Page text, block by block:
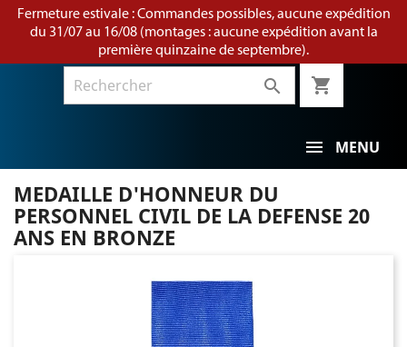
Fermeture estivale : Commandes possibles, aucune expédition
du 31/07 au 16/08 (montages : aucune expédition avant la
première quinzaine de septembre).
 shopping_cart
MENU
MEDAILLE D'HONNEUR DU
PERSONNEL CIVIL DE LA DEFENSE 20
ANS EN BRONZE